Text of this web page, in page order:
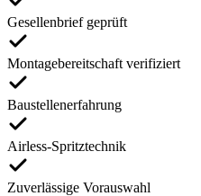
Gesellenbrief geprüft
Montagebereitschaft verifiziert
Baustellenerfahrung
Airless-Spritztechnik
Zuverlässige Vorauswahl